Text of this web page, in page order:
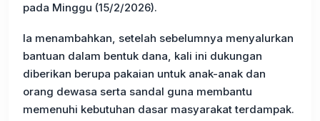
pada Minggu (15/2/2026).
Ia menambahkan, setelah sebelumnya menyalurkan
bantuan dalam bentuk dana, kali ini dukungan
diberikan berupa pakaian untuk anak-anak dan
orang dewasa serta sandal guna membantu
memenuhi kebutuhan dasar masyarakat terdampak.